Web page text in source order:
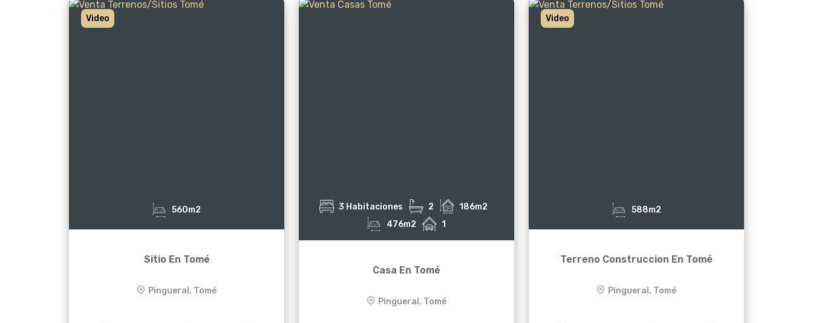
Video
560m2
Sitio En Tomé
Pingueral, Tomé
3 Habitaciones 2
186m2
476m2
1
Casa En Tomé
Pingueral, Tomé
Video
588m2
Terreno Construccion En Tomé
Pingueral, Tomé